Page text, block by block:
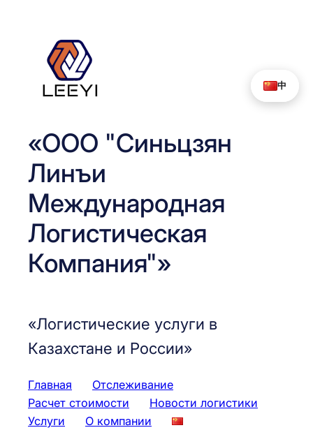
содержимому
«ООО "Синьцзян
Линъи
Международная
Логистическая
Компания"»
«Логистические услуги в
Казахстане и России»
Главная
Отслеживание
Расчет стоимости
Новости логистики
Услуги
О компании
中